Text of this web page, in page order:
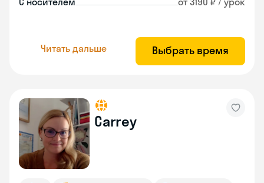
Читать дальше Выбрать время
Carrey